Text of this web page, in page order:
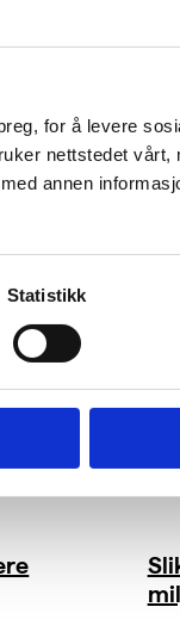
for å levere
nettstedet vårt,
annen
Statistikk